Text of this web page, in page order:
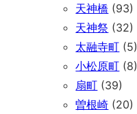
天神橋 (93)
天神祭 (32)
太融寺町 (5)
小松原町 (8)
扇町 (39)
曽根崎 (20)